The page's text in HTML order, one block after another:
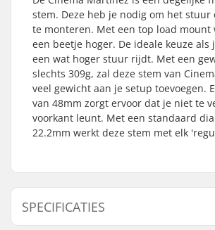
stem. Deze heb je nodig om het stuur
te monteren. Met een top load mount
een beetje hoger. De ideale keuze als
een wat hoger stuur rijdt. Met een
slechts 309g, zal deze stem van
veel gewicht aan je setup toevoegen.
van 48mm zorgt ervoor dat je niet te
voorkant leunt. Met een standaard
22.2mm werkt deze stem met elk
SPECIFICATIES